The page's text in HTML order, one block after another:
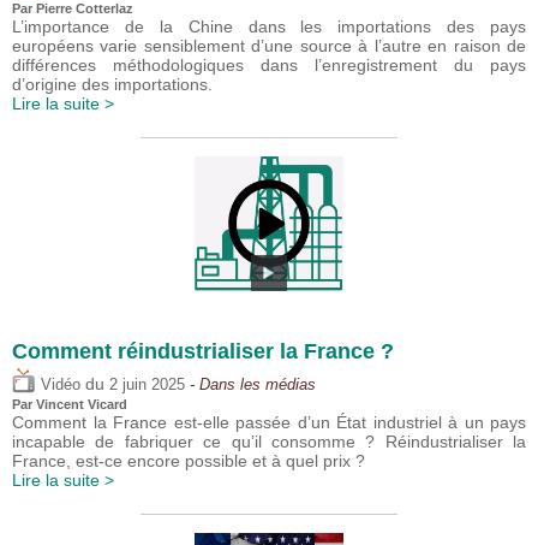
Par Pierre Cotterlaz
L’importance de la Chine dans les importations des pays
européens varie sensiblement d’une source à l’autre en raison de
différences méthodologiques dans l’enregistrement du pays
d’origine des importations.
Lire la suite >
Comment réindustrialiser la France ?
Vidéo du 2 juin 2025 - Dans les médias
Par Vincent Vicard
Comment la France est-elle passée d’un État industriel à un pays
incapable de fabriquer ce qu’il consomme ? Réindustrialiser la
France, est-ce encore possible et à quel prix ?
Lire la suite >